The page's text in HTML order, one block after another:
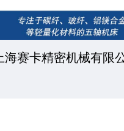
海赛卡精密机械有限